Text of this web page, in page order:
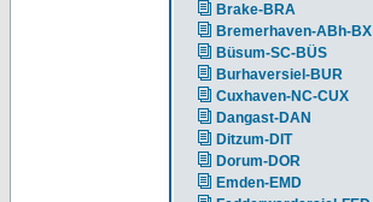
Brake-BRA
Bremerhaven-ABh-BX
Büsum-SC-BÜS
Burhaversiel-BUR
Cuxhaven-NC-CUX
Dangast-DAN
Ditzum-DIT
Dorum-DOR
Emden-EMD